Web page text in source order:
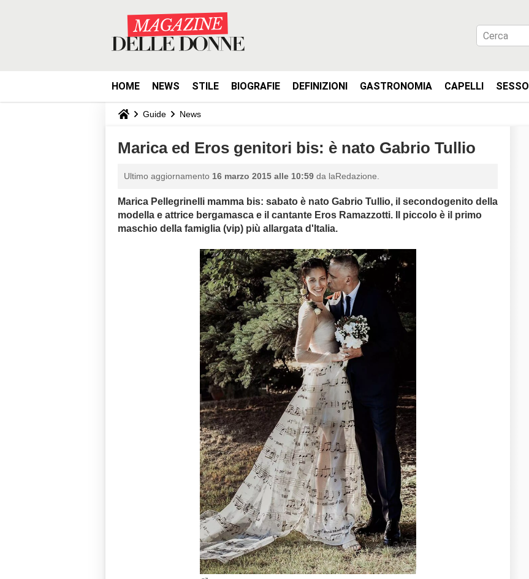
HOME NEWS STILE BIOGRAFIE DEFINIZIONI GASTRONOMIA CAPELLI SESSO
Guide News
Marica ed Eros genitori bis: è nato Gabrio Tullio
Ultimo aggiornamento 16 marzo 2015 alle 10:59 da laRedazione.
Marica Pellegrinelli mamma bis: sabato è nato Gabrio Tullio, il secondogenito della
modella e attrice bergamasca e il cantante Eros Ramazzotti. Il piccolo è il primo
maschio della famiglia (vip) più allargata d'Italia.